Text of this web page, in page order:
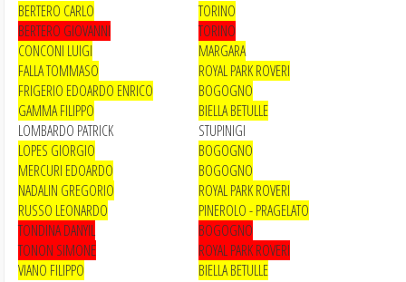
BERTERO CARLO
TORINO
BERTERO GIOVANNI
TORINO
CONCONI LUIGI
MARGARA
FALLA TOMMASO
ROYAL PARK ROVERI
FRIGERIO EDOARDO ENRICO
BOGOGNO
GAMMA FILIPPO
BIELLA BETULLE
LOMBARDO PATRICK
STUPINIGI
LOPES GIORGIO
BOGOGNO
MERCURI EDOARDO
BOGOGNO
NADALIN GREGORIO
ROYAL PARK ROVERI
RUSSO LEONARDO
PINEROLO - PRAGELATO
TONDINA DANYIL
BOGOGNO
TONON SIMONE
ROYAL PARK ROVERI
VIANO FILIPPO
BIELLA BETULLE